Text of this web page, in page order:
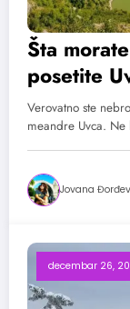
Šta
posetite
Verovatno ste
meandre Uvca.
Jovana
decembar 26,